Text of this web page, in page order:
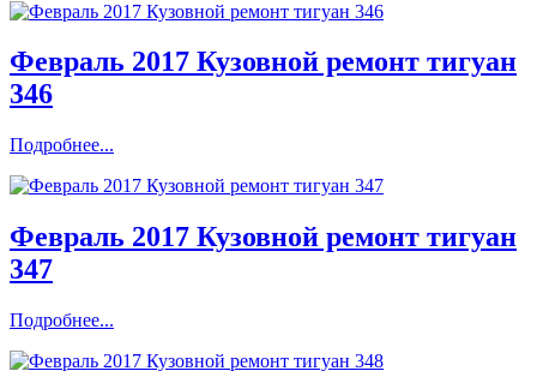
Февраль 2017 Кузовной ремонт тигуан
346
Подробнее...
Февраль 2017 Кузовной ремонт тигуан
347
Подробнее...